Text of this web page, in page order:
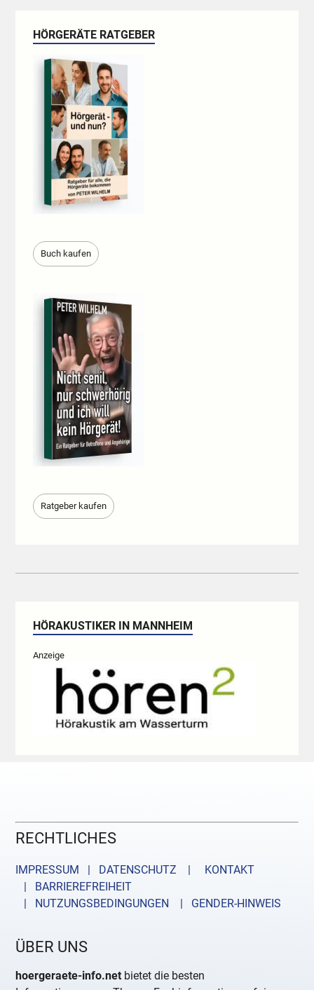
HÖRGERÄTE RATGEBER
Buch kaufen
Ratgeber kaufen
HÖRAKUSTIKER IN MANNHEIM
Anzeige
RECHTLICHES
IMPRESSUM | DATENSCHUTZ |
KONTAKT
| BARRIEREFREIHEIT
| NUTZUNGSBEDINGUNGEN
| GENDER-HINWEIS
ÜBER UNS
hoergeraete-info.net bietet die besten